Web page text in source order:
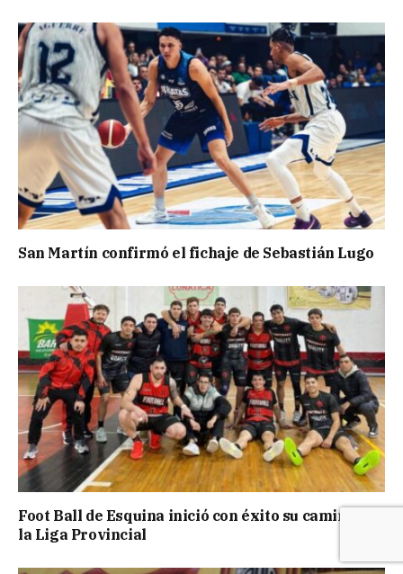
San Martín confirmó el fichaje de Sebastián Lugo
Foot Ball de Esquina inició con éxito su camino en
la Liga Provincial